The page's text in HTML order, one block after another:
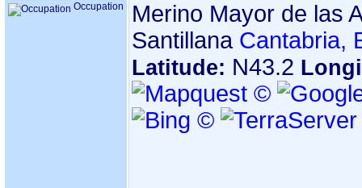
Occupation
Merino Mayor de las
Santillana Cantabria,
Latitude: N43.2